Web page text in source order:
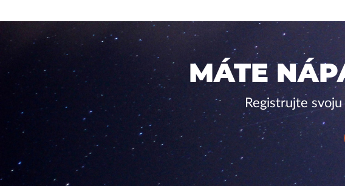
MÁTE
Registrujte